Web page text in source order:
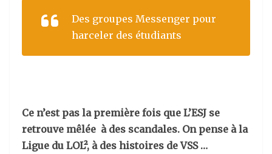
Des groupes Messenger pour
harceler des étudiants
Ce n’est pas la première fois que L’ESJ se
retrouve mêlée à des scandales. On pense à la
Ligue du LOL², à des histoires de VSS …